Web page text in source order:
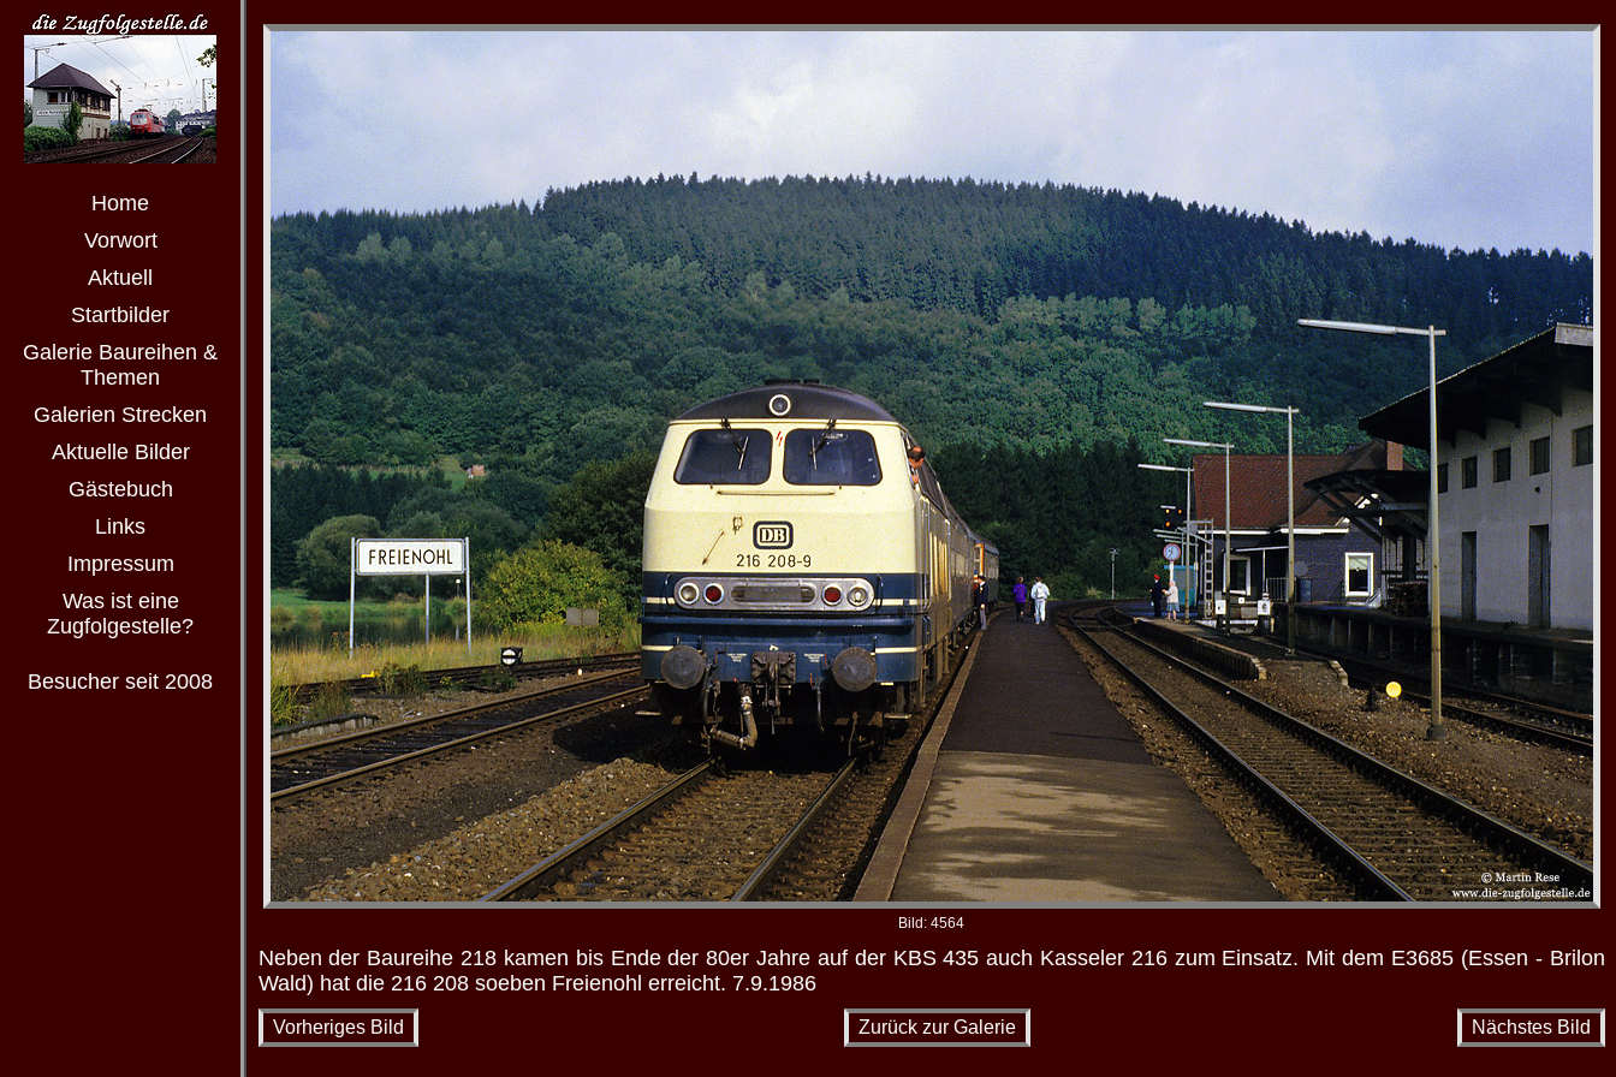
Home
Vorwort
Aktuell
Startbilder
Galerie Baureihen &
Themen
Galerien Strecken
Aktuelle Bilder
Gästebuch
Links
Impressum
Was ist eine
Zugfolgestelle?
Besucher seit 2008
Bild: 4564
Neben der Baureihe 218 kamen bis Ende der 80er Jahre auf der KBS 435 auch Kasseler 216 zum Einsatz. Mit dem E3685 (Essen - Brilon
Wald) hat die 216 208 soeben Freienohl erreicht. 7.9.1986
Vorheriges Bild Zurück zur Galerie Nächstes Bild